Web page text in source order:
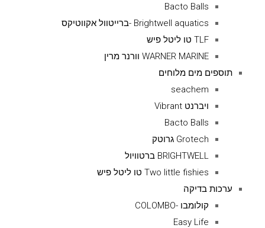
Bacto Balls
Brightwell aquatics -ברייטוול אקווטיקס
TLF טו ליטל פיש
WARNER MARINE וורנר מרין
תוספים מים מלוחים
seachem
ויברנט Vibrant
Bacto Balls
Grotech גרוטק
BRIGHTWELL ברטוויול
Two little fishies טו ליטל פיש
ערכות בדיקה
קולומבו -COLOMBO
Easy Life